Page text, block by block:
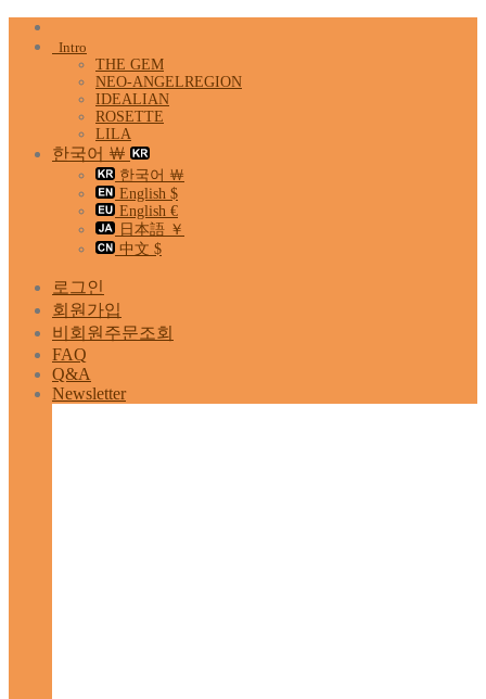
Skip
Intro
THE GEM
NEO-ANGELREGION
IDEALIAN
ROSETTE
LILA
한국어 ￦
한국어 ￦
English $
English €
日本語 ￥
中文 $
로그인
회원가입
비회원주문조회
FAQ
Q&A
Newsletter